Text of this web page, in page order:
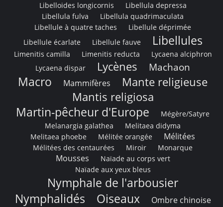
Libelloides longicornis
Libellula depressa
Libellula fulva
Libellula quadrimaculata
Libellule à quatre taches
Libellule déprimée
Libellule écarlate
Libellule fauve Libellules
Limenitis camilla Limenitis reducta
Lycaena alciphron
Lycaena dispar
Lycènes Machaon
Macro Mammifères
Mante religieuse
Mantis religiosa
Martin-pêcheur d'Europe
Mégère/Satyre
Melanargia galathea
Melitaea didyma
Melitaea phoebe
Mélitée orangée Mélitées
Mélitées des centaurées Miroir Monarque
Mousses
Naïade au corps vert
Naïade aux yeux bleus
Nymphale de l'arbousier
Nymphalidés
Oiseaux Ombre chinoise